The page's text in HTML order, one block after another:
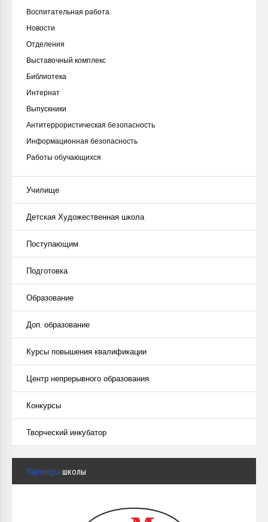
Воспитательная работа
Новости
Отделения
Выставочный комплекс
Библиотека
Интернат
Выпускники
Антитеррористическая безопасность
Информационная безопасность
Работы обучающихся
Училище
Детская Художественная школа
Поступающим
Подготовка
Образование
Доп. образование
Курсы повышения квалификации
Центр непрерывного образования
Конкурсы
Творческий инкубатор
Партнёры школы